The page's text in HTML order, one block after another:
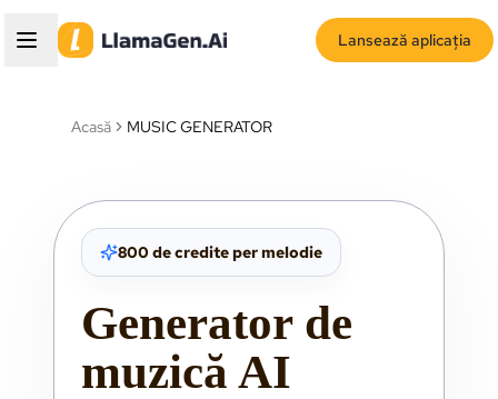
Lansează aplicația
Acasă MUSIC GENERATOR
800 de credite per melodie
Generator de
muzică AI